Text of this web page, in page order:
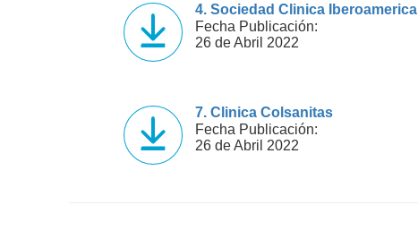
4. Sociedad Clinica Iberoamerica
Fecha Publicación:
26 de Abril 2022
7. Clinica Colsanitas
Fecha Publicación:
26 de Abril 2022